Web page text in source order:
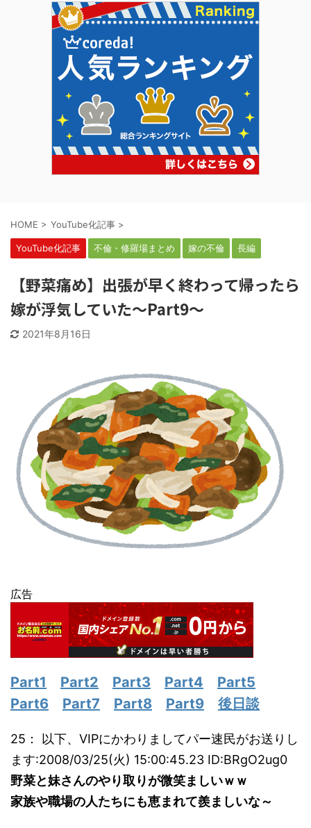
HOME > YouTube化記事 >
YouTube化記事 不倫・修羅場まとめ 嫁の不倫 長編
【野菜痛め】出張が早く終わって帰ったら
嫁が浮気していた～Part9～
2021年8月16日
広告
Part1 Part2 Part3 Part4
Part5
Part6
Part7 Part8 Part9 後日談
25： 以下、VIPにかわりましてパー速民がお送りし
ます:2008/03/25(火) 15:00:45.23 ID:BRgO2ug0
野菜と妹さんのやり取りが微笑ましいｗｗ
家族や職場の人たちにも恵まれて羨ましいな～